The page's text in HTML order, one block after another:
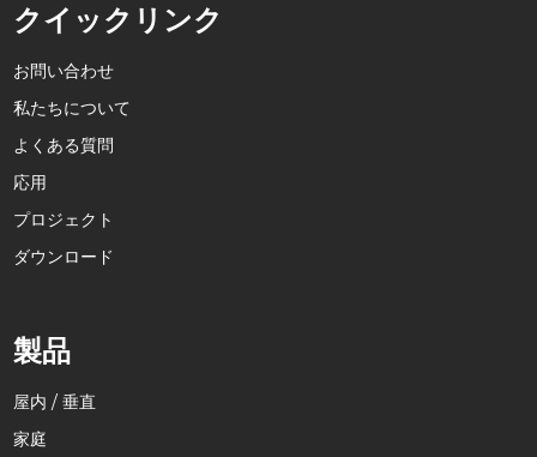
クイックリンク
お問い合わせ
私たちについて
よくある質問
応用
プロジェクト
ダウンロード
製品
屋内 / 垂直
家庭